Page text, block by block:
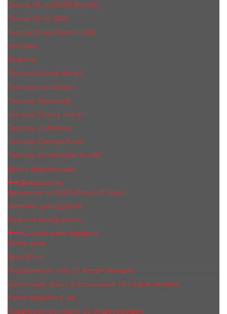
Тестер 35 ml MADE IN UAE
Тестер 60 ml NEW
Тестер 50 мл Made In UAE
Женские
Мужские
Тестеры Franck Boclet
Тестеры Les Contes
Тестеры Nasomatto
Тестеры Tiziana Terenzi
Тестеры Jо Malоnе
Тестеры Zarkoperfume
Тестеры 60 мл Made In UAE
Духи с феромонами
Дезодоранты
Дезодоранты BEA'S Beauty & Scent
Женские дезодоранты
Мужские дезодоранты
Женский мини парфюм
Сухие духи
Духи 65 ml
Парфюмерия Vilily 25 мл для женщин
Шариковые духи с феромонами 10 мл для женщин
Ручка-парфюм 8 мл
Парфюмерное масло 10 ml для женщин